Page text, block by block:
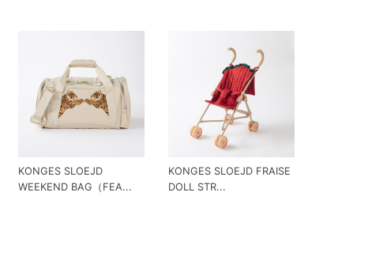
KONGES SLOEJD
WEEKEND BAG（FEA...
KONGES SLOEJD FRAISE
DOLL STR...